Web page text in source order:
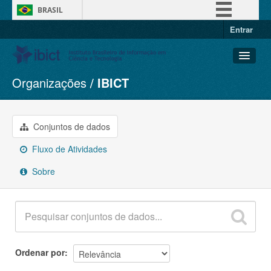
BRASIL
Entrar
Conjuntos de dados
Organizações
Grupos
Sobre
Organizações IBICT
Conjuntos de dados
Fluxo de Atividades
Sobre
Ordenar por